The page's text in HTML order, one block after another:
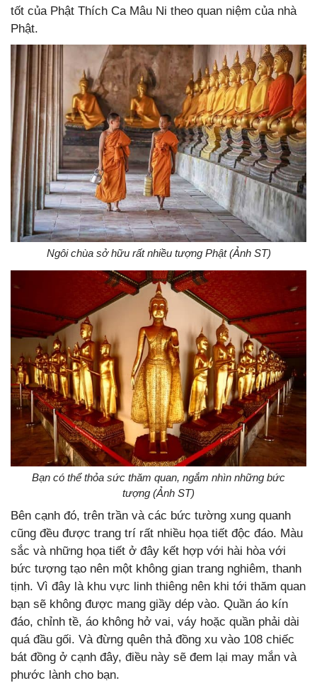
tốt của Phật Thích Ca Mâu Ni theo quan niệm của nhà
Phật.
Ngôi chùa sở hữu rất nhiều tượng Phật (Ảnh ST)
Bạn có thể thỏa sức thăm quan, ngắm nhìn những bức
tượng (Ảnh ST)
Bên cạnh đó, trên trần và các bức tường xung quanh
cũng đều được trang trí rất nhiều họa tiết độc đáo. Màu
sắc và những họa tiết ở đây kết hợp với hài hòa với
bức tượng tạo nên một không gian trang nghiêm, thanh
tịnh. Vì đây là khu vực linh thiêng nên khi tới thăm quan
bạn sẽ không được mang giầy dép vào. Quần áo kín
đáo, chỉnh tề, áo không hở vai, váy hoặc quần phải dài
quá đầu gối. Và đừng quên thả đồng xu vào 108 chiếc
bát đồng ở cạnh đây, điều này sẽ đem lại may mắn và
phước lành cho bạn.